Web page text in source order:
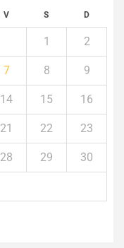
V S D
1 2
7 8 9
14 15 16
21 22 23
28 29 30